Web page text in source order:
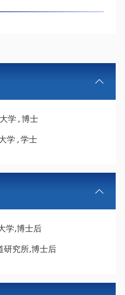
学 , 博士
学 , 学士
学,博士后
研究所,博士后